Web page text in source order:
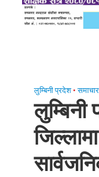
लुम्बिनी प्रदेश • समाचार
लुम्बिनी